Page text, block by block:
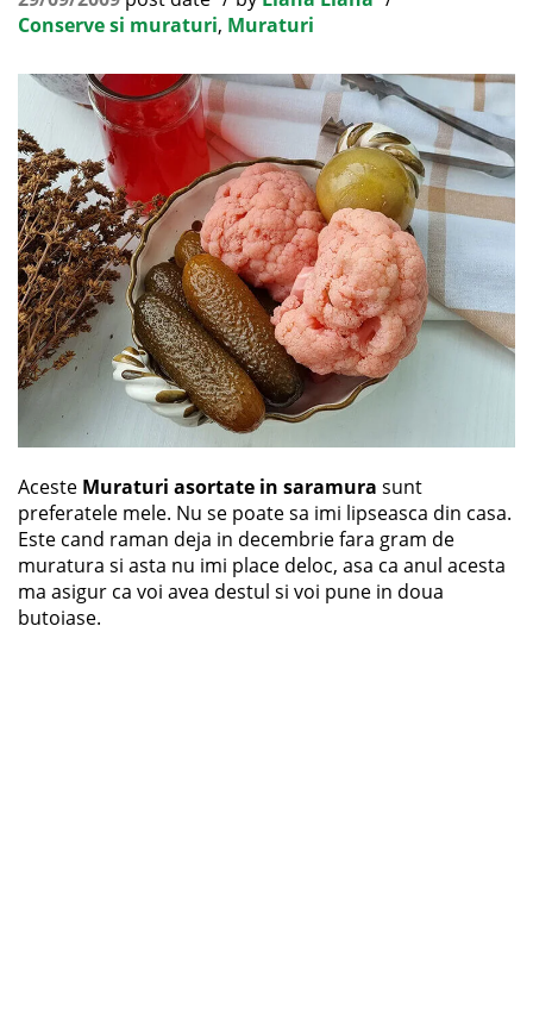
Conserve si muraturi, Muraturi
Aceste Muraturi asortate in saramura sunt
preferatele mele. Nu se poate sa imi lipseasca din casa.
Este cand raman deja in decembrie fara gram de
muratura si asta nu imi place deloc, asa ca anul acesta
ma asigur ca voi avea destul si voi pune in doua
butoiase.